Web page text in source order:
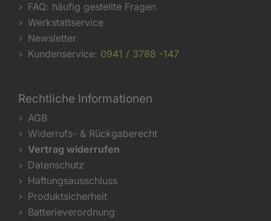
FAQ: häufig gestellte Fragen
Werkstattservice
Newsletter
Kundenservice: 0941 / 3788 -147
Rechtliche Informationen
AGB
Widerrufs- & Rückgaberecht
Vertrag widerrufen
Datenschutz
Haftungsausschluss
Produktsicherheit
Batterieverordnung